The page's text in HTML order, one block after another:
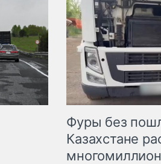
Фуры без
Казахстане